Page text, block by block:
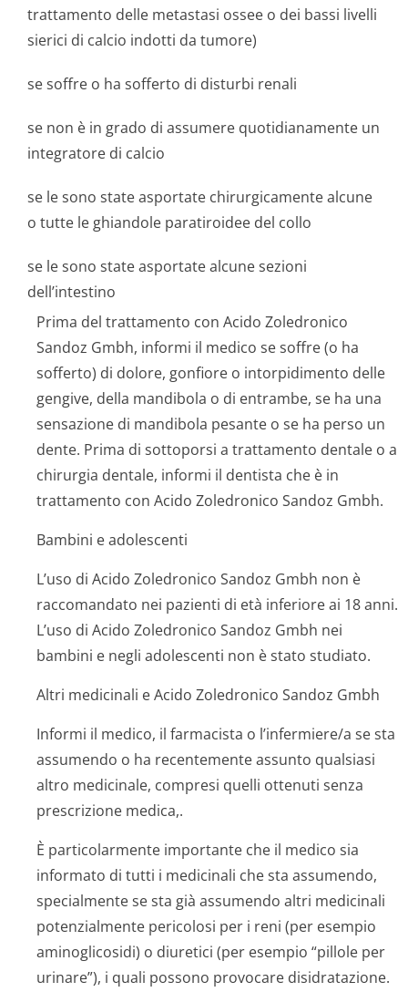
trattamento delle metastasi ossee o dei bassi livelli
sierici di calcio indotti da tumore)
se soffre o ha sofferto di disturbi renali
se non è in grado di assumere quotidianamente un
integratore di calcio
se le sono state asportate chirurgicamente alcune
o tutte le ghiandole paratiroidee del collo
se le sono state asportate alcune sezioni
dell’intestino
Prima del trattamento con Acido Zoledronico
Sandoz Gmbh, informi il medico se soffre (o ha
sofferto) di dolore, gonfiore o intorpidimento delle
gengive, della mandibola o di entrambe, se ha una
sensazione di mandibola pesante o se ha perso un
dente. Prima di sottoporsi a trattamento dentale o a
chirurgia dentale, informi il dentista che è in
trattamento con Acido Zoledronico Sandoz Gmbh.
Bambini e adolescenti
L’uso di Acido Zoledronico Sandoz Gmbh non è
raccomandato nei pazienti di età inferiore ai 18 anni.
L’uso di Acido Zoledronico Sandoz Gmbh nei
bambini e negli adolescenti non è stato studiato.
Altri medicinali e Acido Zoledronico Sandoz Gmbh
Informi il medico, il farmacista o l’infermiere/a se sta
assumendo o ha recentemente assunto qualsiasi
altro medicinale, compresi quelli ottenuti senza
prescrizione medica,.
È particolarmente importante che il medico sia
informato di tutti i medicinali che sta assumendo,
specialmente se sta già assumendo altri medicinali
potenzialmente pericolosi per i reni (per esempio
aminoglicosidi) o diuretici (per esempio “pillole per
urinare”), i quali possono provocare disidratazione.